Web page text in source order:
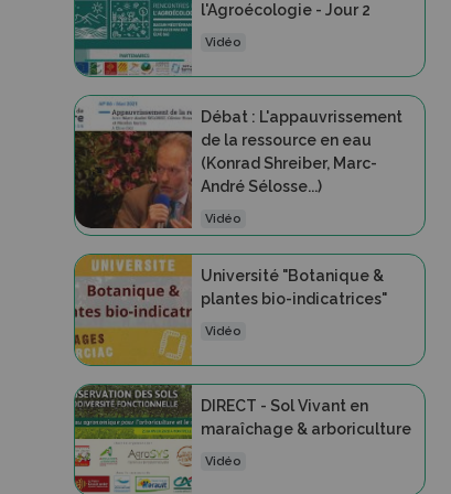
l'Agroécologie - Jour 2
Vidéo
Débat : L'appauvrissement
de la ressource en eau
(Konrad Shreiber, Marc-
André Sélosse...)
Vidéo
Université "Botanique &
plantes bio-indicatrices"
Vidéo
DIRECT - Sol Vivant en
maraîchage & arboriculture
Vidéo